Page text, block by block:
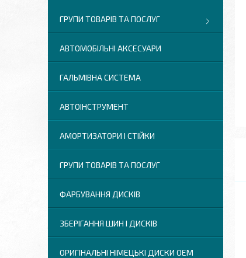
ГРУПИ ТОВАРІВ ТА ПОСЛУГ
АВТОМОБІЛЬНІ АКСЕСУАРИ
ГАЛЬМІВНА СИСТЕМА
АВТОІНСТРУМЕНТ
АМОРТИЗАТОРИ І СТІЙКИ
ГРУПИ ТОВАРІВ ТА ПОСЛУГ
ФАРБУВАННЯ ДИСКІВ
ЗБЕРІГАННЯ ШИН І ДИСКІВ
ОРИГІНАЛЬНІ НІМЕЦЬКІ ДИСКИ OEM